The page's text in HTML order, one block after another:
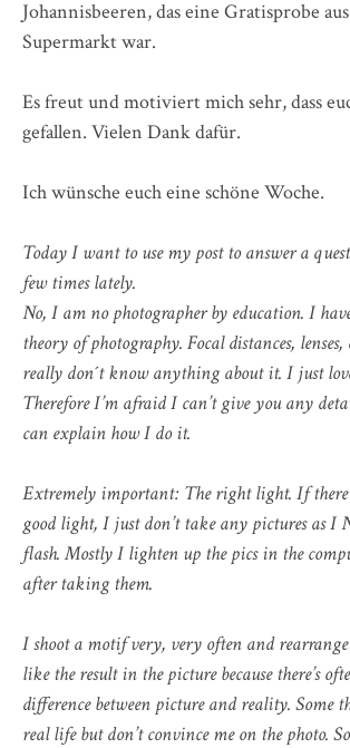
Johannisbeeren, das eine Gratisprobe
Supermarkt war.
Es freut und motiviert mich sehr, dass
gefallen. Vielen Dank dafür.
Ich wünsche euch eine schöne Woche.
Today I want to use my post to answer a
few times lately.
No, I am no photographer by education. I
theory of photography. Focal distances,
really don´t know anything about it. I just
Therefore I’m afraid I can’t give you any
can explain how I do it.
Extremely important: The right light. If
good light, I just don’t take any pictures as I
flash. Mostly I lighten up the pics in the
after taking them.
I shoot a motif very, very often and
like the result in the picture because there’s
difference between picture and reality. Some
real life but don’t convince me on the photo.